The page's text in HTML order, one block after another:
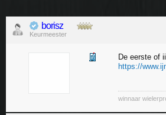
borisz
Keurmeester
De eerste of
https://
winnaar